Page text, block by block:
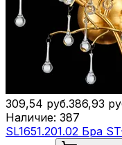
309,54 руб.386,93
Наличие: 387
SL1651.201.02 Бра